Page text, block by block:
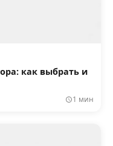
как выбрать и
1 мин